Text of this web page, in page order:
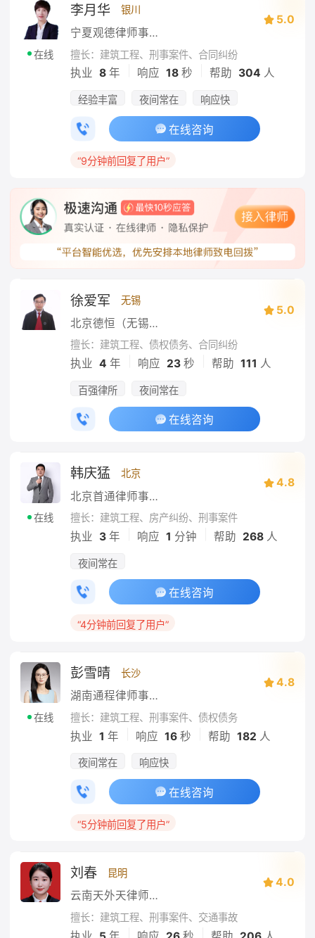
在线
李月华 银川
宁夏观德律师事务所
5.0
擅长：建筑工程、刑事案件、合同纠纷
执业 8 年 响应 18秒 帮助 304 人
经验丰富 夜间常在 响应快
在线咨询
“9分钟前回复了用户”
徐爱军 无锡
北京德恒（无锡）律师事务所
5.0
擅长：建筑工程、债权债务、合同纠纷
执业 4 年 响应 23秒 帮助 111 人
百强律所 夜间常在
在线咨询
在线
韩庆猛 北京
北京首通律师事务所
4.8
擅长：建筑工程、房产纠纷、刑事案件
执业 3 年 响应 1 分钟 帮助 268人
夜间常在
在线咨询
“4分钟前回复了用户”
在线
彭雪晴 长沙
湖南通程律师事务所
4.8
擅长：建筑工程、刑事案件、债权债务
执业 1 年 响应 16秒 帮助 182 人
夜间常在 响应快
在线咨询
“5分钟前回复了用户”
刘春 昆明
云南天外天律师事务所
4.0
擅长：建筑工程、刑事案件、交通事故